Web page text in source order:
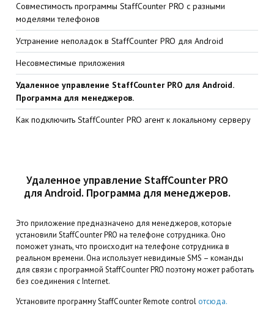
Совместимость программы StaffCounter PRO с разными
моделями телефонов
Устранение неполадок в StaffCounter PRO для Android
Несовместимые приложения
Удаленное управление StaffCounter PRO для Android.
Программа для менеджеров.
Как подключить StaffCounter PRO агент к локальному серверу
Удаленное управление StaffCounter PRO
для Android. Программа для менеджеров.
Это приложение предназначено для менеджеров, которые
установили StaffCounter PRO на телефоне сотрудника. Оно
поможет узнать, что происходит на телефоне сотрудника в
реальном времени. Она использует невидимые SMS – команды
для связи с программой StaffCounter PRO поэтому может работать
без соединения с Internet.
Установите программу StaffCounter Remote control отсюда.